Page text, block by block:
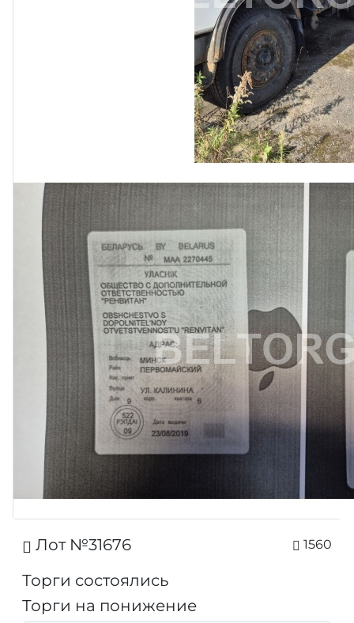
Лот №31676 1560
Торги состоялись
Торги на понижение